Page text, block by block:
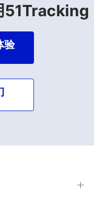
51Tracking
验